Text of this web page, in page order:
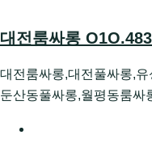
to
대전룸싸롱
대전룸싸롱,대전풀싸롱,
둔산동풀싸롱,월평동룸싸